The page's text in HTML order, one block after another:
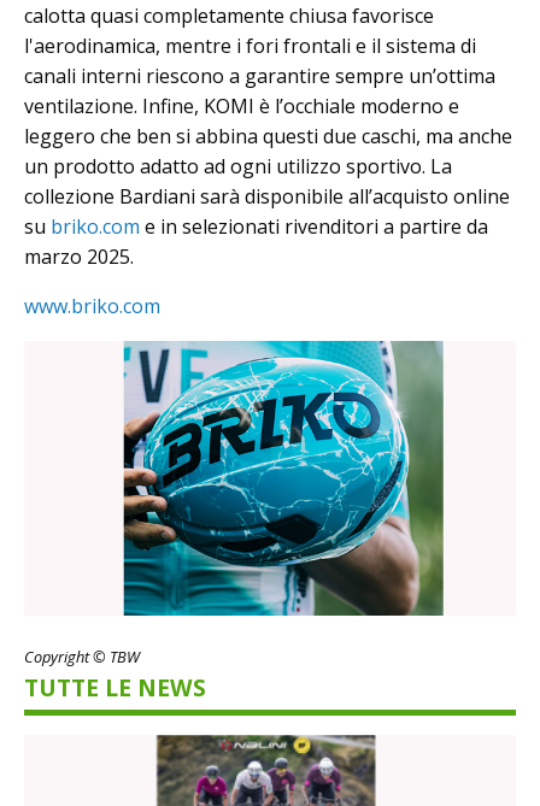
calotta quasi completamente chiusa favorisce
l'aerodinamica, mentre i fori frontali e il sistema di
canali interni riescono a garantire sempre un’ottima
ventilazione. Infine, KOMI è l’occhiale moderno e
leggero che ben si abbina questi due caschi, ma anche
un prodotto adatto ad ogni utilizzo sportivo. La
collezione Bardiani sarà disponibile all’acquisto online
su briko.com e in selezionati rivenditori a partire da
marzo 2025.
www.briko.com
Copyright © TBW
TUTTE LE NEWS